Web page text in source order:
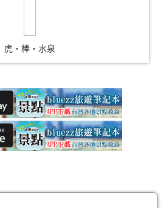
虎‧棒‧水泉